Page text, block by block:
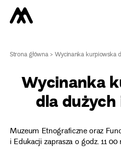
Strona główna>Wycinanka kurpiowska
Wycinanka
dla dużych
Muzeum Etnograficzne oraz
i Edukacji zaprasza o godz. 11